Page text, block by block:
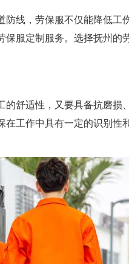
线，劳保服不仅能降低
服定制服务。选择抚州
舒适性，又要具备抗磨
工作中具有一定的识别